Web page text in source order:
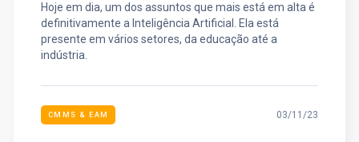
Hoje em dia, um dos assuntos que mais está em alta é
definitivamente a Inteligência Artificial. Ela está
presente em vários setores, da educação até a
indústria.
CMMS & EAM 03/11/23